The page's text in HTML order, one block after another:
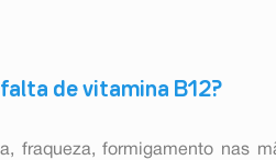
de vitamina B12?
fraqueza, formigamento nas